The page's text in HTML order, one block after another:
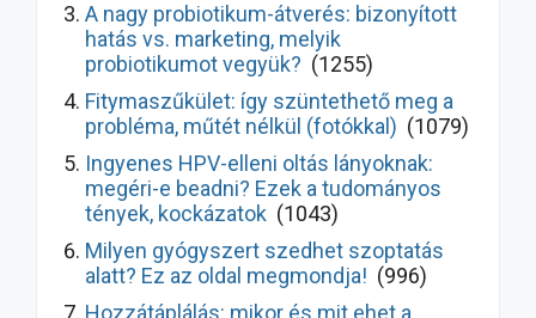
A nagy probiotikum-átverés: bizonyított
hatás vs. marketing, melyik
probiotikumot vegyük? (1255)
Fitymaszűkület: így szüntethető meg a
probléma, műtét nélkül (fotókkal) (1079)
Ingyenes HPV-elleni oltás lányoknak:
megéri-e beadni? Ezek a tudományos
tények, kockázatok (1043)
Milyen gyógyszert szedhet szoptatás
alatt? Ez az oldal megmondja! (996)